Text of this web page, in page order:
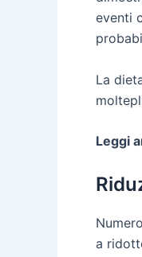
eventi
La
Leggi
a